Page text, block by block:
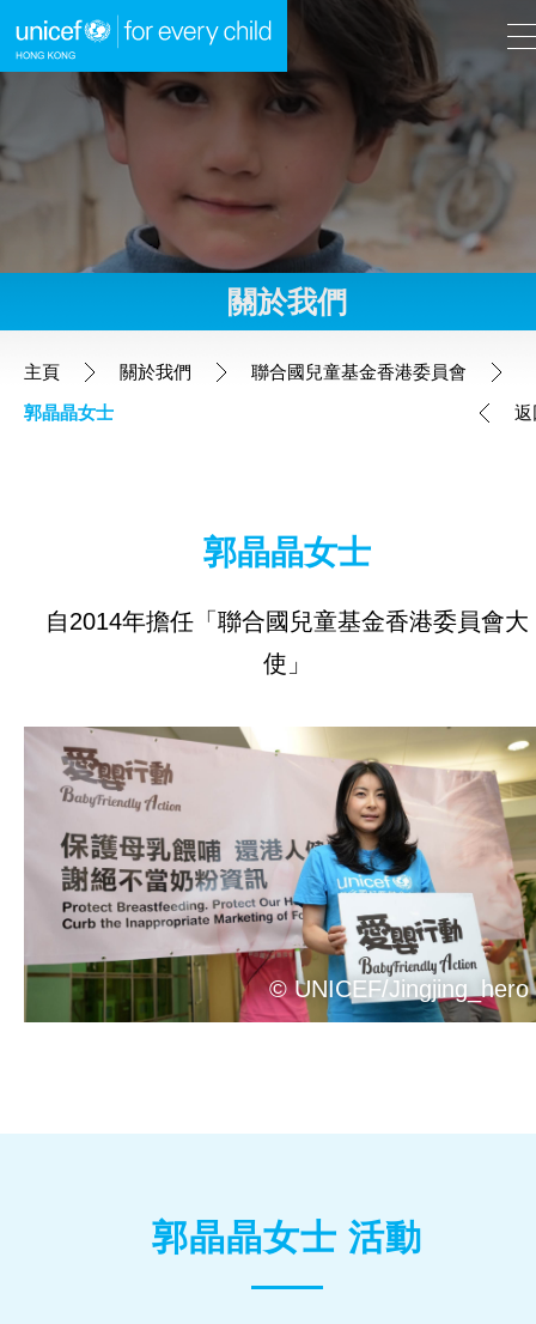
跳到內容（按回車鍵）
A A EN 繁
我們的工作
聯合國兒童基金香港委員會
成為義工
就業機會
聯絡我們
訊息中心
關於我們
主頁 關於我們
聯合國兒童基金香港委員會
郭晶晶女士
返
郭晶晶女士
自2014年擔任「聯合國兒童基金香港委員會大
使」
© UNICEF/Jingjing_hero
郭晶晶女士 活動